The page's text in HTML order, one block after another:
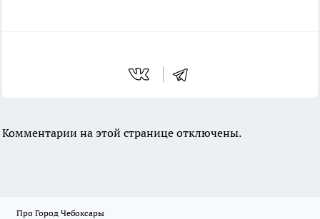
Комментарии на этой странице отключены.
Про Город Чебоксары